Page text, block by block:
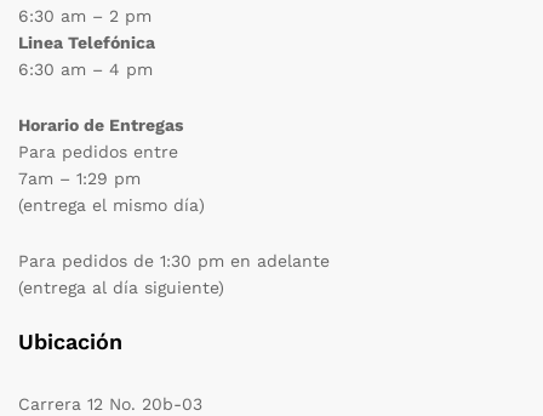
6:30 am – 2 pm
Linea Telefónica
6:30 am – 4 pm
Horario de Entregas
Para pedidos entre
7am – 1:29 pm
(entrega el mismo día)
Para pedidos de 1:30 pm en adelante
(entrega al día siguiente)
Ubicación
Carrera 12 No. 20b-03